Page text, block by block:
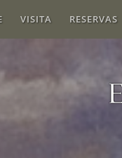
VISITA RESERVAS